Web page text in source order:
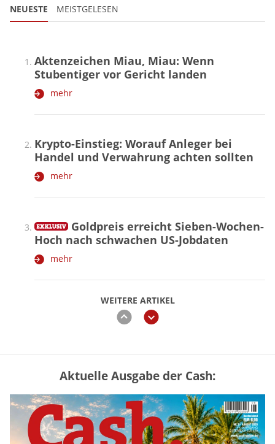
NEUESTE MEISTGELESEN
WEITERE ARTIKEL
zurückweiter
Aktenzeichen Miau, Miau: Wenn
Stubentiger vor Gericht landen
mehr
Krypto-Einstieg: Worauf Anleger bei
Handel und Verwahrung achten sollten
mehr
Goldpreis erreicht Sieben-Wochen-
Hoch nach schwachen US-Jobdaten
mehr
Vermieter-Zutritt: Wann Mieter
die Wohnung öffnen müssen
mehr
Aktuelle Ausgabe der Cash: